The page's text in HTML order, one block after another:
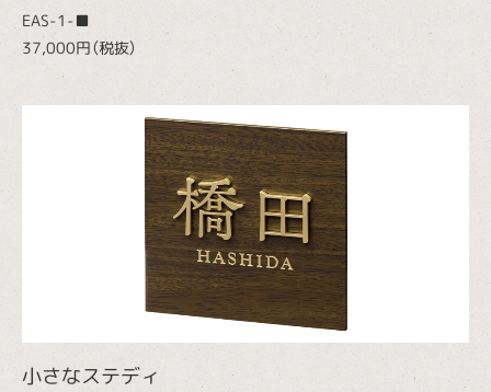
EAS-1-■
37,000円（税抜）
小さなステディ